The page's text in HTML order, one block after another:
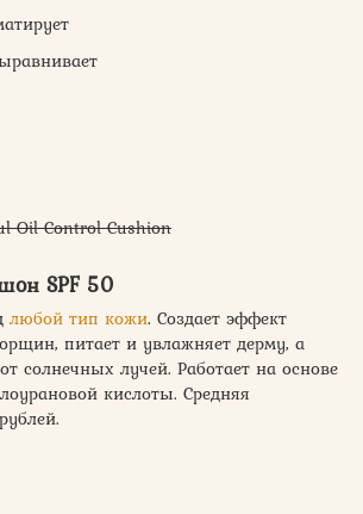
Oil Control Cushion
SPF 50
любой тип кожи. Создает эффект
питает и увлажняет дерму, а
солнечных лучей. Работает на основе
кислоты. Средняя